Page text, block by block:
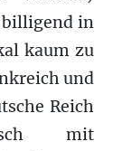
billigend in
kaum zu
und
Reich
mit